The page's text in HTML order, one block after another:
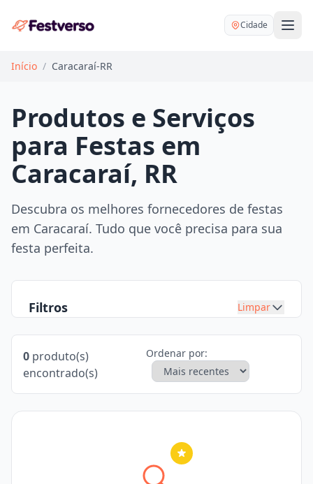
Cidade
Balões delivery
Decoração personalizada
Pegue e Monte
Festa na mesa
Mesas e cadeiras
Buffet
DJ
Início / Caracaraí-RR
Produtos e Serviços
para Festas em
Caracaraí, RR
Descubra os melhores fornecedores de festas
em Caracaraí. Tudo que você precisa para sua
festa perfeita.
Filtros Limpar
0 produto(s)
encontrado(s)
Ordenar por: